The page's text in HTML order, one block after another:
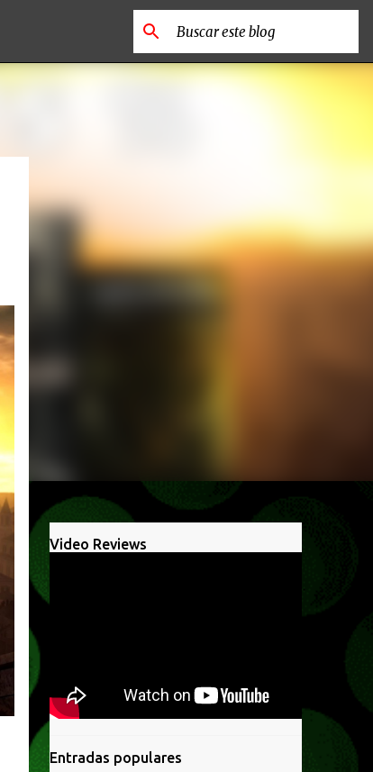
Video Reviews
Entradas populares